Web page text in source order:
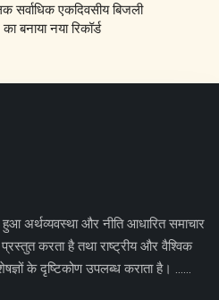
सर्वाधिक एकदिवसीय बिजली
बनाया नया रिकॉर्ड
अर्थव्यवस्था और नीति आधारित समाचार
करता है तथा राष्ट्रीय और वैश्विक
के दृष्टिकोण उपलब्ध कराता है। ……